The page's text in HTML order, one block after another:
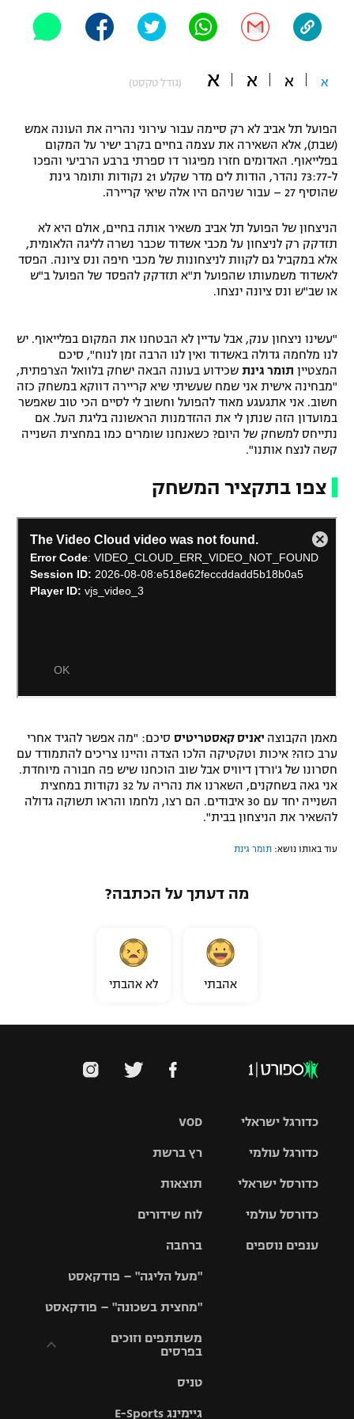
"מחצית בשכונה" – פודקאסט
משתתפים וזוכים בפרסים
תקנון משתתפים וזוכים בפרסים
תקנון עבור פעילות אלקטרה
תקנון עבור פעילות ספורט 1 – "מרלן"
טניס
גיימינג E-Sports
תנאי שימוש
מדיניות פרטיות
תקנון פעילות ספורט 1
רשיון להקרנה פומבית לבית עסק
הצטרפות לחבילת הערוצים
לוח דרושים – ג'ובנט
תגיות
אופניים
ספורט מוטורי
פוטבול אמריקאי NFL
בייסבול MLB
ספורט אתגרי ואקסטרים
אומנויות לחימה
גיימינג E-Sports
א א א א (גודל טקסט)
הפועל תל אביב לא רק סיימה עבור עירוני נהריה את העונה אמש
(שבת), אלא השאירה את עצמה בחיים בקרב ישיר על המקום
בפלייאוף. האדומים חזרו מפיגור דו ספרתי ברבע הרביעי והפכו
ל-73:77 נהדר, הודות לים מדר שקלע 21 נקודות ותומר גינת
שהוסיף 27 – עבור שניהם היו אלה שיאי קריירה.
הניצחון של הפועל תל אביב משאיר אותה בחיים, אולם היא לא
תזדקק רק לניצחון על מכבי אשדוד שכבר נשרה לליגה הלאומית,
אלא במקביל גם לקוות לניצחונות של מכבי חיפה ונס ציונה. הפסד
לאשדוד משמעותו שהפועל ת"א תזדקק להפסד של הפועל ב"ש
או שב"ש ונס ציונה ינצחו.
"עשינו ניצחון ענק, אבל עדיין לא הבטחנו את המקום בפלייאוף. יש
לנו מלחמה גדולה באשדוד ואין לנו הרבה זמן לנוח", סיכם
המצטיין תומר גינת שכידוע בעונה הבאה ישחק בלוואל הצרפתית,
"מבחינה אישית אני שמח שעשיתי שיא קריירה דווקא במשחק כזה
חשוב. אני אתגעגע מאוד להפועל וחשוב לי לסיים הכי טוב שאפשר
במועדון הזה שנתן לי את ההזדמנות הראשונה בליגת העל. אם
נתייחס למשחק של היום? כשאנחנו שומרים כמו במחצית השנייה
קשה לנצח אותנו".
צפו בתקציר המשחק
מאמן הקבוצה יאניס קאסטריטיס סיכם: "מה אפשר להגיד אחרי
ערב כזה? איכות וטקטיקה הלכו הצדה והיינו צריכים להתמודד עם
חסרונו של ג'ורדן דיוויס אבל שוב הוכחנו שיש פה חבורה מיוחדת.
אני גאה בשחקנים, השארנו את נהריה על 32 נקודות במחצית
השנייה יחד עם 30 איבודים. הם רצו, נלחמו והראו תשוקה גדולה
להשאיר את הניצחון בבית".
עוד באותו נושא: תומר גינת
מה דעתך על הכתבה?
אהבתי לא אהבתי
VOD
רץ ברשת
תוצאות
לוח שידורים
ברחבה
"מעל הליגה" – פודקאסט
"מחצית בשכונה" – פודקאסט
משתתפים וזוכים
בפרסים
וזוכים בפרסים
טניס
גיימינג E-Sports
כדורגל ישראלי
גביע הטוטו
כדורגל עולמי
האלופות
ליגה
כדורסל ישראלי
סל
כדורסל עולמי
ענפים נוספים